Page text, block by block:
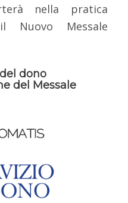
nella pratica
Nuovo Messale
dono
del Messale